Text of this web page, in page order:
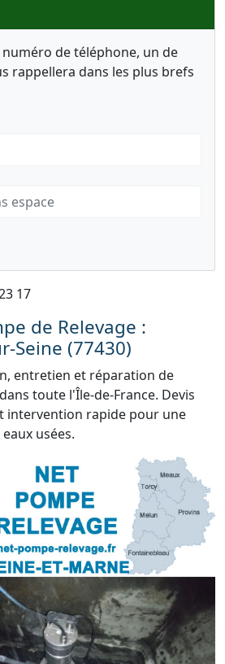
de téléphone, un de
rappellera dans les plus brefs
17
de Relevage :
Seine (77430)
entretien et réparation de
toute l'Île-de-France. Devis
intervention rapide pour une
usées.